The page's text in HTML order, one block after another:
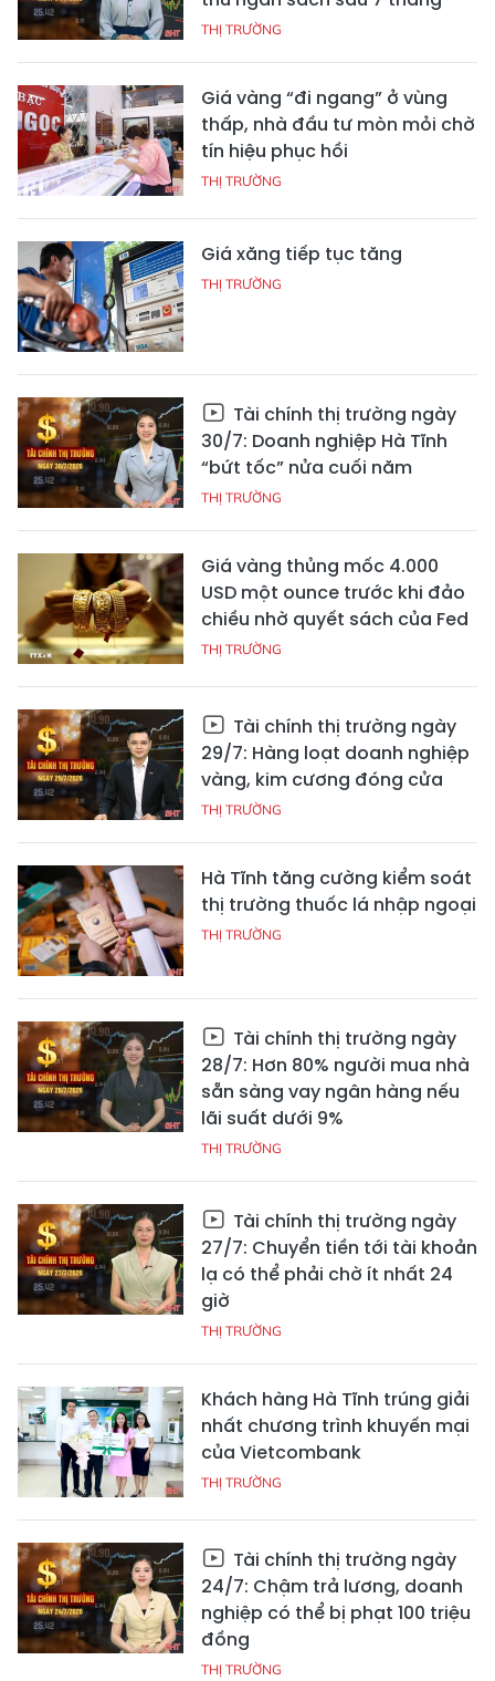
THỊ TRƯỜNG
Giá vàng “đi ngang” ở vùng
thấp, nhà đầu tư mòn mỏi chờ
tín hiệu phục hồi
THỊ TRƯỜNG
Giá xăng tiếp tục tăng
THỊ TRƯỜNG
Tài chính thị trường ngày
30/7: Doanh nghiệp Hà Tĩnh
“bứt tốc” nửa cuối năm
THỊ TRƯỜNG
Giá vàng thủng mốc 4.000
USD một ounce trước khi đảo
chiều nhờ quyết sách của Fed
THỊ TRƯỜNG
Tài chính thị trường ngày
29/7: Hàng loạt doanh nghiệp
vàng, kim cương đóng cửa
THỊ TRƯỜNG
Hà Tĩnh tăng cường kiểm soát
thị trường thuốc lá nhập ngoại
THỊ TRƯỜNG
Tài chính thị trường ngày
28/7: Hơn 80% người mua nhà
sẵn sàng vay ngân hàng nếu
lãi suất dưới 9%
THỊ TRƯỜNG
Tài chính thị trường ngày
27/7: Chuyển tiền tới tài khoản
lạ có thể phải chờ ít nhất 24
giờ
THỊ TRƯỜNG
Khách hàng Hà Tĩnh trúng giải
nhất chương trình khuyến mại
của Vietcombank
THỊ TRƯỜNG
Tài chính thị trường ngày
24/7: Chậm trả lương, doanh
nghiệp có thể bị phạt 100 triệu
đồng
THỊ TRƯỜNG